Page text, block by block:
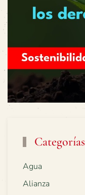
Categorías
Agua
Alianza